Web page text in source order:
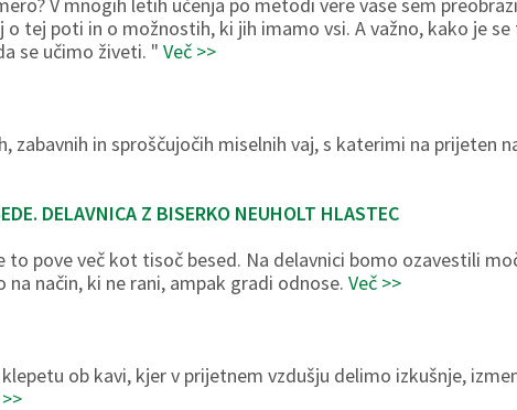
o tej poti in o možnostih, ki jih imamo vsi. A važno, kako je
se učimo živeti. "Več >>
zabavnih in sproščujočih miselnih vaj, s katerimi na prijeten
DELAVNICA Z BISERKO NEUHOLT HLASTEC
to pove več kot tisoč besed. Na delavnici bomo ozavestili
način, ki ne rani, ampak gradi odnose.Več >>
ob kavi, kjer v prijetnem vzdušju delimo izkušnje,